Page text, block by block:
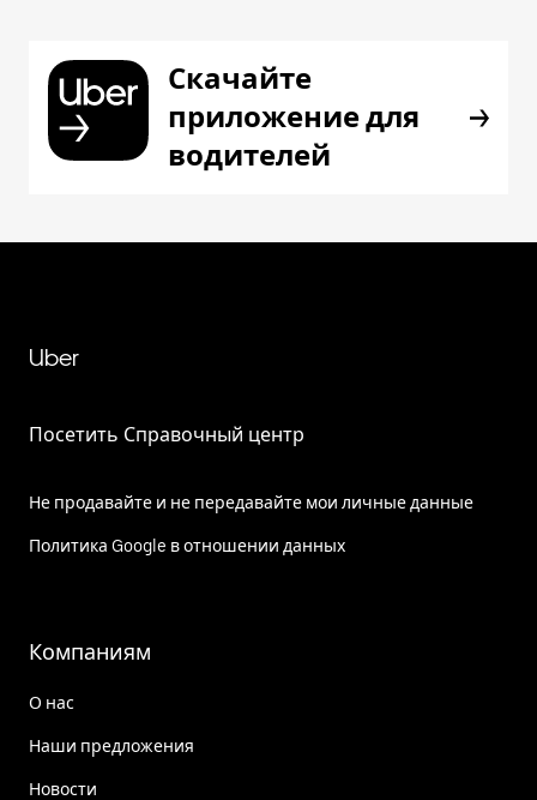
Скачайте
приложение для
водителей
Uber
Посетить Справочный центр
Не продавайте и не передавайте мои личные данные
Политика Google в отношении данных
Компаниям
О нас
Наши предложения
Новости